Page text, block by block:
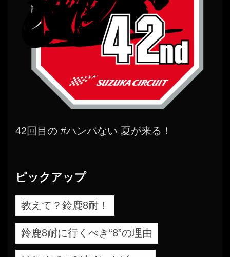
42回目の #ハンパない 夏が来る！
ピックアップ
教えて？鈴鹿8耐！
鈴鹿8耐に行くべき“8”の理由